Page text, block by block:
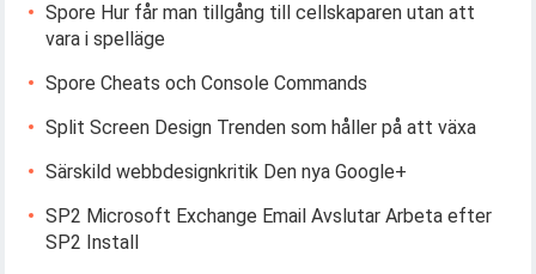
Spore Hur får man tillgång till cellskaparen utan att
vara i spelläge
Spore Cheats och Console Commands
Split Screen Design Trenden som håller på att växa
Särskild webbdesignkritik Den nya Google+
SP2 Microsoft Exchange Email Avslutar Arbeta efter
SP2 Install